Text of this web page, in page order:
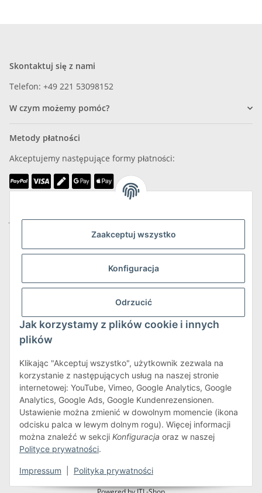
Zaakceptuj wszystko
Konfiguracja
Odrzucić
Jak korzystamy z plików cookie i innych
plików
Klikając "Akceptuj wszystko", użytkownik zezwala na
korzystanie z następujących usług na naszej stronie
internetowej: YouTube, Vimeo, Google Analytics, Google
Analytics, Google Ads, Google Kundenrezensionen.
Ustawienie można zmienić w dowolnym momencie (ikona
odcisku palca w lewym dolnym rogu). Więcej informacji
można znaleźć w sekcji Konfiguracja oraz w naszej
Polityce prywatności.
Impressum Polityka prywatności
Skontaktuj się z nami
Telefon: +49 221 53098152
W czym możemy pomóc?
Metody płatności
Akceptujemy następujące formy płatności:
Jesteśmy członkiem
Więcej informacji o wysyłce i zwrotach
Warunki korzystania z serwisu
#global.withdrawalForm#